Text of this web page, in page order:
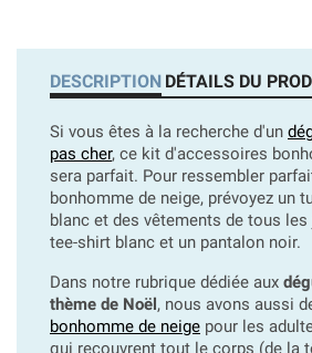
DESCRIPTION DÉTAILS DU
Si vous êtes à la recherche d'un
pas cher, ce kit d'accessoires
sera parfait. Pour ressembler
bonhomme de neige, prévoyez un
blanc et des vêtements de tous
tee-shirt blanc et un pantalon noir.
Dans notre rubrique dédiée aux
thème de Noël, nous avons aussi
bonhomme de neige pour les
qui recouvrent tout le corps (de la